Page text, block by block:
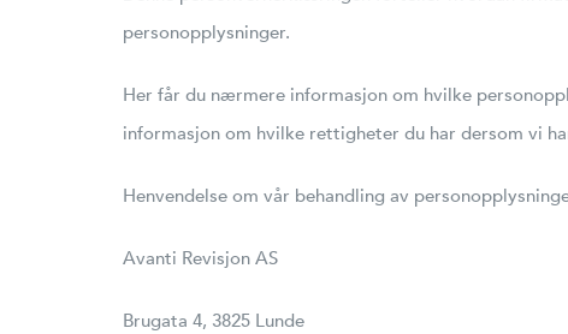
personopplysninger.
Her får du nærmere informasjon om hvilke
informasjon om hvilke rettigheter du har dersom vi
Henvendelse om vår behandling av
Avanti Revisjon AS
Brugata 4, 3825 Lunde